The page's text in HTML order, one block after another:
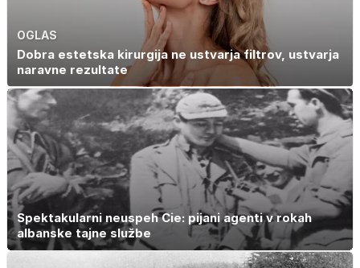
OGLAS
Dobra estetska kirurgija ne ustvarja filtrov, ustvarja
naravne rezultate
Spektakularni neuspeh Cie: pijani agenti v rokah
albanske tajne službe